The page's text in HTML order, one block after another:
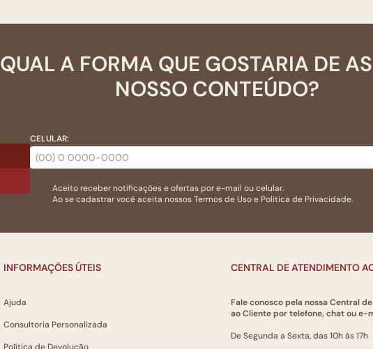
QUAL A FORMA QUE GOSTARIA DE
NOSSO CONTEÚDO?
CELULAR:
Aceito receber notificações e ofertas por e-mail ou celular.
Ao se cadastrar você aceita nossosTermos de Usoe Politica de Privacidade.
INFORMAÇÕES ÚTEIS
Ajuda
Consultoria Personalizada
CENTRAL DE ATENDIMENTO
Fale conosco pela nossa Central
ao Cliente por telefone, chat ou e-
De Segunda a Sexta, das 10h às 17h